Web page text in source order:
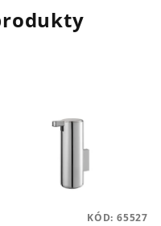
KÓD: 65527